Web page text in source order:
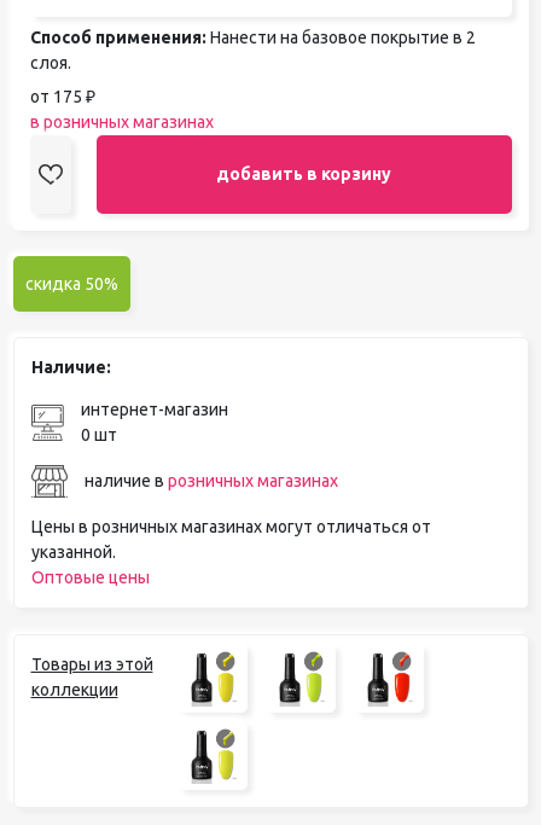
Способ применения: Нанести на базовое покрытие в 2
слоя.
от 175 ₽
в розничных магазинах
добавить в корзину
скидка 50%
Наличие:
интернет-магазин
0 шт
наличие в розничных магазинах
Цены в розничных магазинах могут отличаться от
указанной.
Оптовые цены
Товары из этой
коллекции